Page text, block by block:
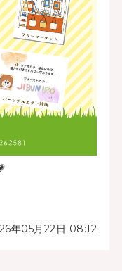
年05月22日 08:12